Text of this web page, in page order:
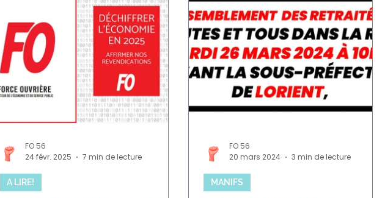
A LIRE!
FO 56
24 févr. 2025
7 min de lecture
MANIFS
FO 56
20 mars 2024
3 min de lecture